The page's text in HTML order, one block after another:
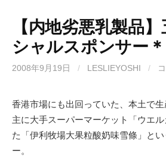
【内地劣悪乳製品
シャルスポンサー
2008年9月19日 / LESLIEYOSHI /
香港市場にも出回っていた、本土で生
主に大手スーパーマーケット「ウエ
た「伊利牧場大果粒酸奶味雪條」とい
ー。